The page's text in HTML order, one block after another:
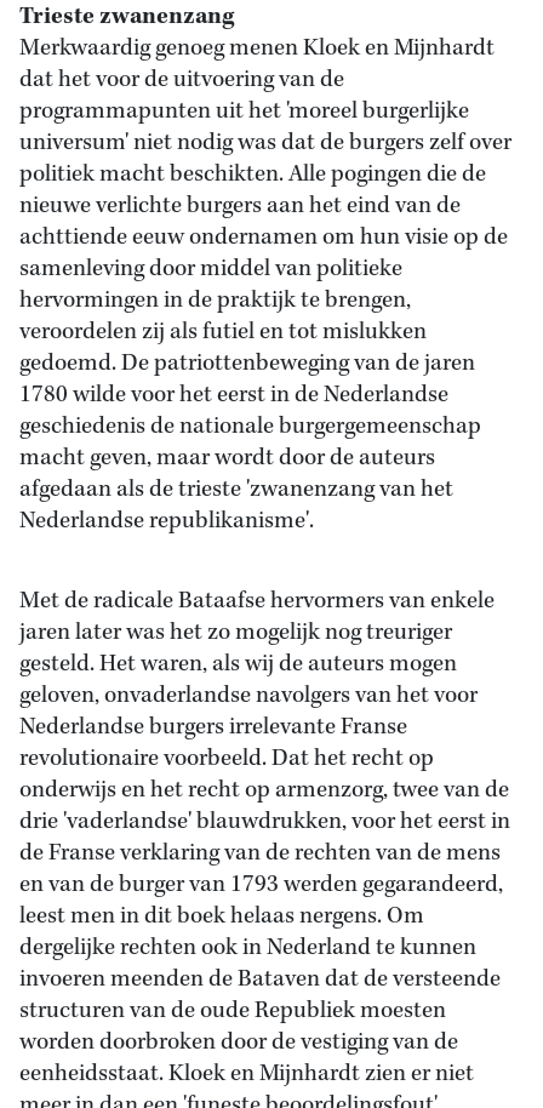
Trieste zwanenzang
Merkwaardig genoeg menen Kloek en Mijnhardt
dat het voor de uitvoering van de
programmapunten uit het 'moreel burgerlijke
universum' niet nodig was dat de burgers zelf over
politiek macht beschikten. Alle pogingen die de
nieuwe verlichte burgers aan het eind van de
achttiende eeuw ondernamen om hun visie op de
samenleving door middel van politieke
hervormingen in de praktijk te brengen,
veroordelen zij als futiel en tot mislukken
gedoemd. De patriottenbeweging van de jaren
1780 wilde voor het eerst in de Nederlandse
geschiedenis de nationale burgergemeenschap
macht geven, maar wordt door de auteurs
afgedaan als de trieste 'zwanenzang van het
Nederlandse republikanisme'.
Met de radicale Bataafse hervormers van enkele
jaren later was het zo mogelijk nog treuriger
gesteld. Het waren, als wij de auteurs mogen
geloven, onvaderlandse navolgers van het voor
Nederlandse burgers irrelevante Franse
revolutionaire voorbeeld. Dat het recht op
onderwijs en het recht op armenzorg, twee van de
drie 'vaderlandse' blauwdrukken, voor het eerst in
de Franse verklaring van de rechten van de mens
en van de burger van 1793 werden gegarandeerd,
leest men in dit boek helaas nergens. Om
dergelijke rechten ook in Nederland te kunnen
invoeren meenden de Bataven dat de versteende
structuren van de oude Republiek moesten
worden doorbroken door de vestiging van de
eenheidsstaat. Kloek en Mijnhardt zien er niet